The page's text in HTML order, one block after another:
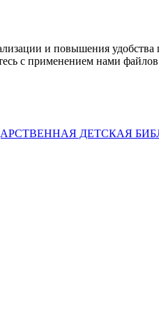
и повышения удобства
с применением нами файлов
ДЕТСКАЯ